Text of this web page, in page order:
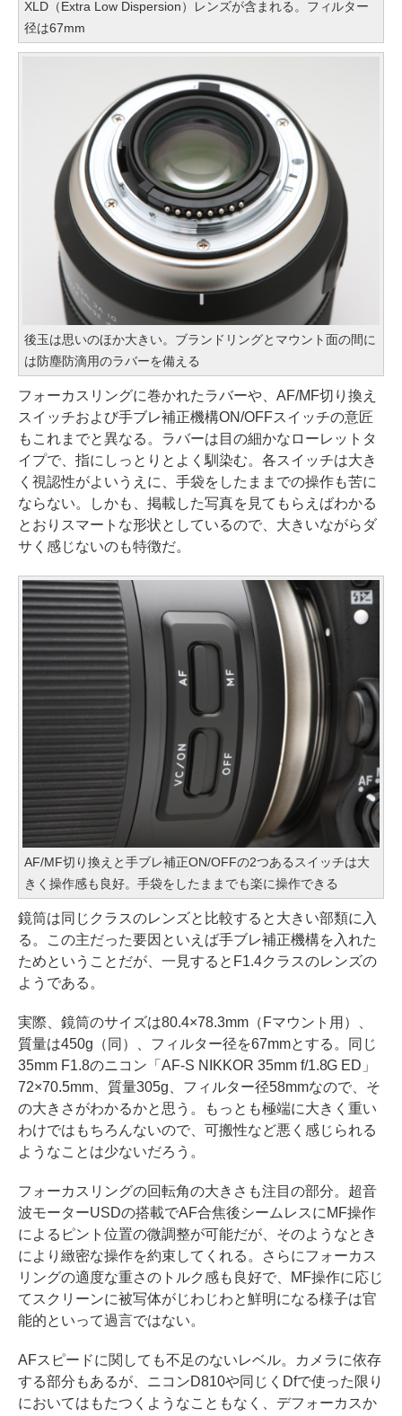
XLD（Extra Low Dispersion）レンズが含まれる。フィルター
径は67mm
後玉は思いのほか大きい。ブランドリングとマウント面の間に
は防塵防滴用のラバーを備える
フォーカスリングに巻かれたラバーや、AF/MF切り換え
スイッチおよび手ブレ補正機構ON/OFFスイッチの意匠
もこれまでと異なる。ラバーは目の細かなローレットタ
イプで、指にしっとりとよく馴染む。各スイッチは大き
く視認性がよいうえに、手袋をしたままでの操作も苦に
ならない。しかも、掲載した写真を見てもらえばわかる
とおりスマートな形状としているので、大きいながらダ
サく感じないのも特徴だ。
AF/MF切り換えと手ブレ補正ON/OFFの2つあるスイッチは大
きく操作感も良好。手袋をしたままでも楽に操作できる
鏡筒は同じクラスのレンズと比較すると大きい部類に入
る。この主だった要因といえば手ブレ補正機構を入れた
ためということだが、一見するとF1.4クラスのレンズの
ようである。
実際、鏡筒のサイズは80.4×78.3mm（Fマウント用）、
質量は450g（同）、フィルター径を67mmとする。同じ
35mm F1.8のニコン「AF-S NIKKOR 35mm f/1.8G ED」
72×70.5mm、質量305g、フィルター径58mmなので、そ
の大きさがわかるかと思う。もっとも極端に大きく重い
わけではもちろんないので、可搬性など悪く感じられる
ようなことは少ないだろう。
フォーカスリングの回転角の大きさも注目の部分。超音
波モーターUSDの搭載でAF合焦後シームレスにMF操作
によるピント位置の微調整が可能だが、そのようなとき
により緻密な操作を約束してくれる。さらにフォーカス
リングの適度な重さのトルク感も良好で、MF操作に応じ
てスクリーンに被写体がじわじわと鮮明になる様子は官
能的といって過言ではない。
AFスピードに関しても不足のないレベル。カメラに依存
する部分もあるが、ニコンD810や同じくDfで使った限り
においてはもたつくようなこともなく、デフォーカスか